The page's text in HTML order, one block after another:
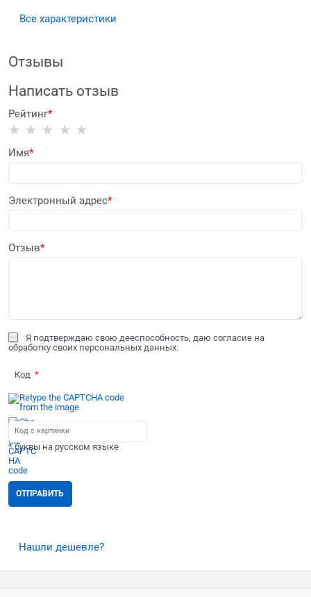
Все характеристики
Отзывы
Написать отзыв
Рейтинг
Имя
Электронный адрес
Отзыв
Я подтверждаю свою дееспособность, даю согласие на
обработку своих персональных данных.
Код
* буквы на русском языке
Нашли дешевле?